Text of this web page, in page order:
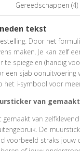
Gereedschappen (4)
tekst
Door het
maken. Je kan zelf
spiegelen (handig
een
het i-symbool voor
van
van
De
voorbeeld straks jouw